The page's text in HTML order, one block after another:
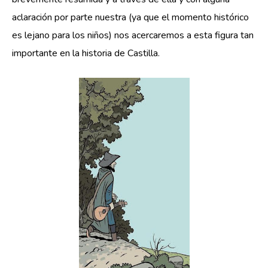
aclaración por parte nuestra (ya que el momento histórico
es lejano para los niños) nos acercaremos a esta figura tan
importante en la historia de Castilla.